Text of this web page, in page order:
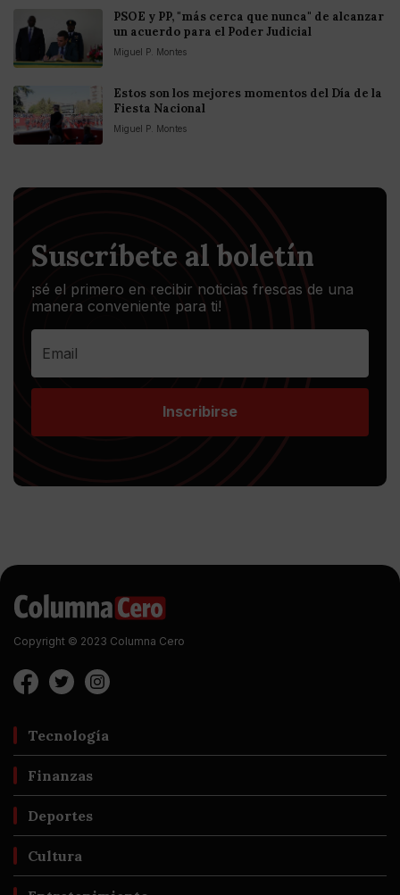
PSOE y PP, "más cerca que nunca" de alcanzar
un acuerdo para el Poder Judicial
Miguel P. Montes
Estos son los mejores momentos del Día de la
Fiesta Nacional
Miguel P. Montes
Suscríbete al boletín
¡sé el primero en recibir noticias frescas de una
manera conveniente para ti!
Inscribirse
Copyright © 2023 Columna Cero
Tecnología
Finanzas
Deportes
Cultura